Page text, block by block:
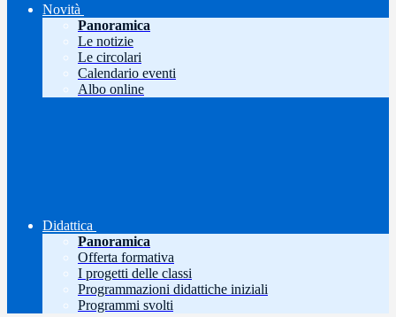
Novità
Panoramica
Le notizie
Le circolari
Calendario eventi
Albo online
Didattica
Panoramica
Offerta formativa
I progetti delle classi
Programmazioni didattiche iniziali
Programmi svolti